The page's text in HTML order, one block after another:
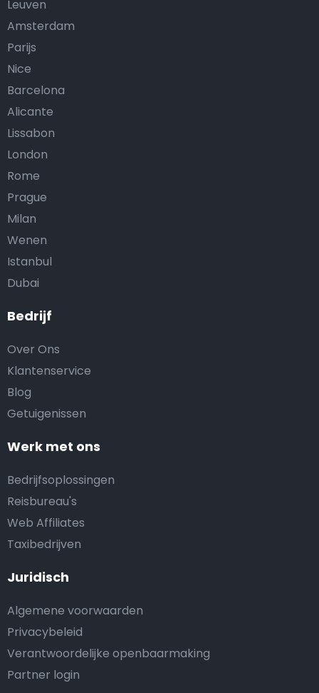
Bedrijf
Over Ons
Klantenservice
Blog
Getuigenissen
Werk met ons
Bedrijfsoplossingen
Reisbureau's
Web Affiliates
Taxibedrijven
Juridisch
Algemene voorwaarden
Privacybeleid
Verantwoordelijke openbaarmaking
Partner login
Leuven
Amsterdam
Parijs
Nice
Barcelona
Alicante
Lissabon
London
Rome
Prague
Milan
Wenen
Istanbul
Dubai